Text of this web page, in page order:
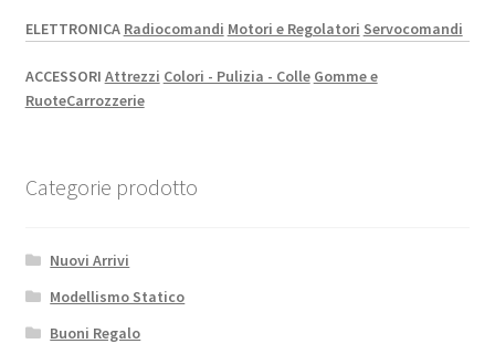
ELETTRONICA Radiocomandi Motori e Regolatori Servocomandi
ACCESSORI Attrezzi Colori - Pulizia - Colle Gomme e
RuoteCarrozzerie
Categorie prodotto
Nuovi Arrivi
Modellismo Statico
Buoni Regalo